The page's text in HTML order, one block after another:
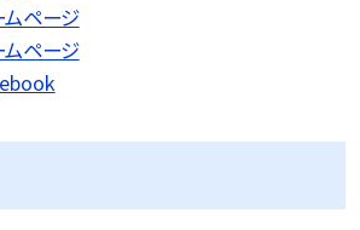
ページ
ページ